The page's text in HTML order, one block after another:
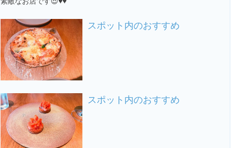
スポット内のおすすめ
スポット内のおすすめ